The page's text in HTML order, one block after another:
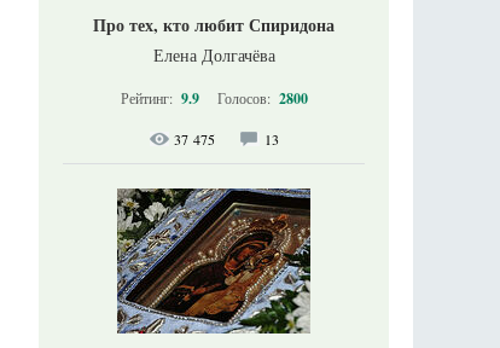
Про тех, кто любит Спиридона
Елена Долгачёва
Рейтинг: 9.9 Голосов: 2800
37 475 13